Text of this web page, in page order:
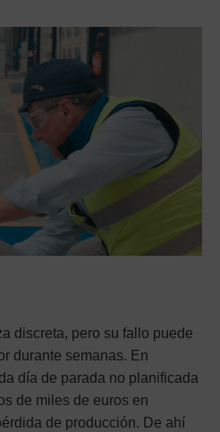
discreta, pero su fallo puede
durante semanas. En
día de parada no planificada
de miles de euros en
de producción. De ahí